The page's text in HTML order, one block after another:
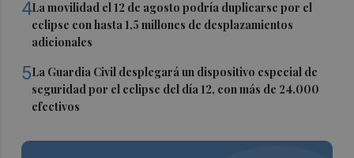
4La movilidad el 12 de agosto podría duplicarse por el
eclipse con hasta 1,5 millones de desplazamientos
adicionales
5La Guardia Civil desplegará un dispositivo especial de
seguridad por el eclipse del día 12, con más de 24.000
efectivos